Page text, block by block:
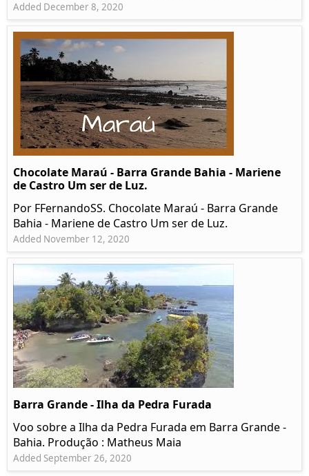
Added December 8, 2020
Chocolate Maraú - Barra Grande Bahia - Mariene
de Castro Um ser de Luz.
Por FFernandoSS. Chocolate Maraú - Barra Grande
Bahia - Mariene de Castro Um ser de Luz.
Added November 12, 2020
Barra Grande - Ilha da Pedra Furada
Voo sobre a Ilha da Pedra Furada em Barra Grande -
Bahia. Produção : Matheus Maia
Added September 26, 2020